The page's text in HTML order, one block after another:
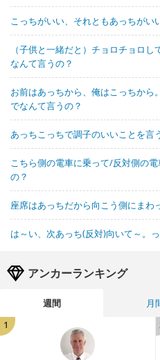
こっちがいい、それともあっちがい
（子供と一緒だと）チョロチョロ
なんて言うの？
お前はあっちから、俺はこっちか
でなんて言うの？
あっちこっちで調子のいいことを言
こちら側の電車に乗って/反対側の
の？
座席はあっちだから向こう側にまわ
は～い、次あっち(反対)向いて～。
アンカーランキング
週間 月
1